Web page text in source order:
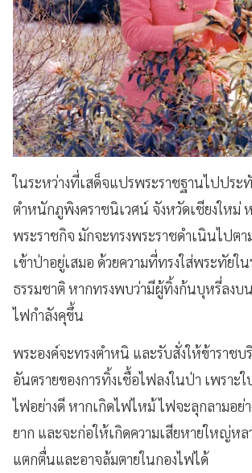
ในระหว่างที่เสด็จแปรพระราชฐานไปปร
ตำหนักภูพิงคราชนิเวศน์ จังหวัดเชียงใหม่ ห
พระราชกิจ มักจะทรงพระราชดำเนินไปตา
เข้าป่าอยู่เสมอ ด้วยความที่ทรงใส่พระทัยใน
ธรรมชาติ หากทรงพบว่ามีผู้ทิ้งก้นบุหรี่ลงบ
ไฟกำลังคุขึ้น
พระองค์จะทรงตำหนิ และรับสั่งให้ข้าราชบ
อันตรายของการทิ้งเชื้อไฟลงในป่า เพราะ
ไฟอย่างดี หากเกิดไฟไหม้ ไฟจะลุกลามอย่า
ยาก และจะก่อให้เกิดความเสียหายใหญ่หล
แตกตื่นและอาจล้มตายในกองไฟได้